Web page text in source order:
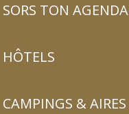
SORS TON AGENDA
HÔTELS
CAMPINGS &